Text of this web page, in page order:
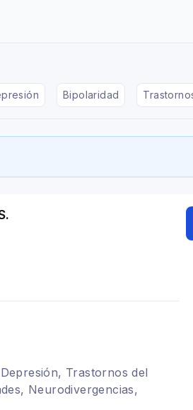
Bipolaridad
Trastornos del
Neurodivergencias,